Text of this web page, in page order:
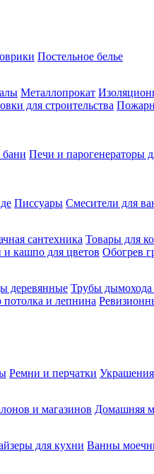
Постельное белье
Металлопрокат
для строительства
Печи и парогенераторы
Писсуары Смесители для
сантехника Товары для
кашпо для цветов Обогрев
деревянные Трубы
потолка и лепнина
Ремни и перчатки Украшения
и магазинов Домашняя
для кухни Ванны